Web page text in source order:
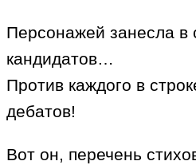
Персонажей занесла в
кандидатов…
Против каждого в
дебатов!
Вот он, перечень